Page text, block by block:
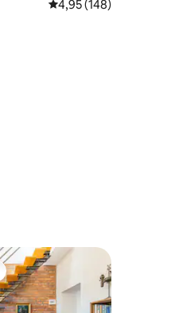
5, 276 recensies
Gemiddelde
4,95 (148)